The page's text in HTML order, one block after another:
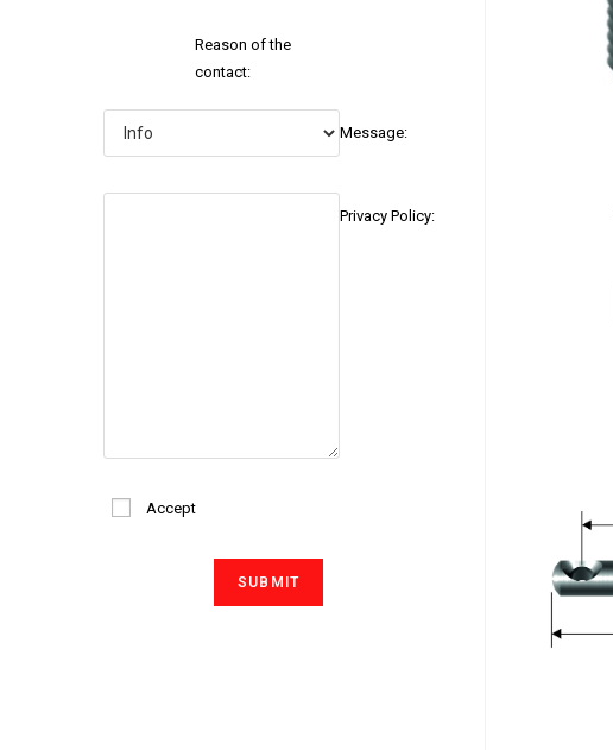
Reason of the
contact:
Message:
Privacy Policy:
Accept